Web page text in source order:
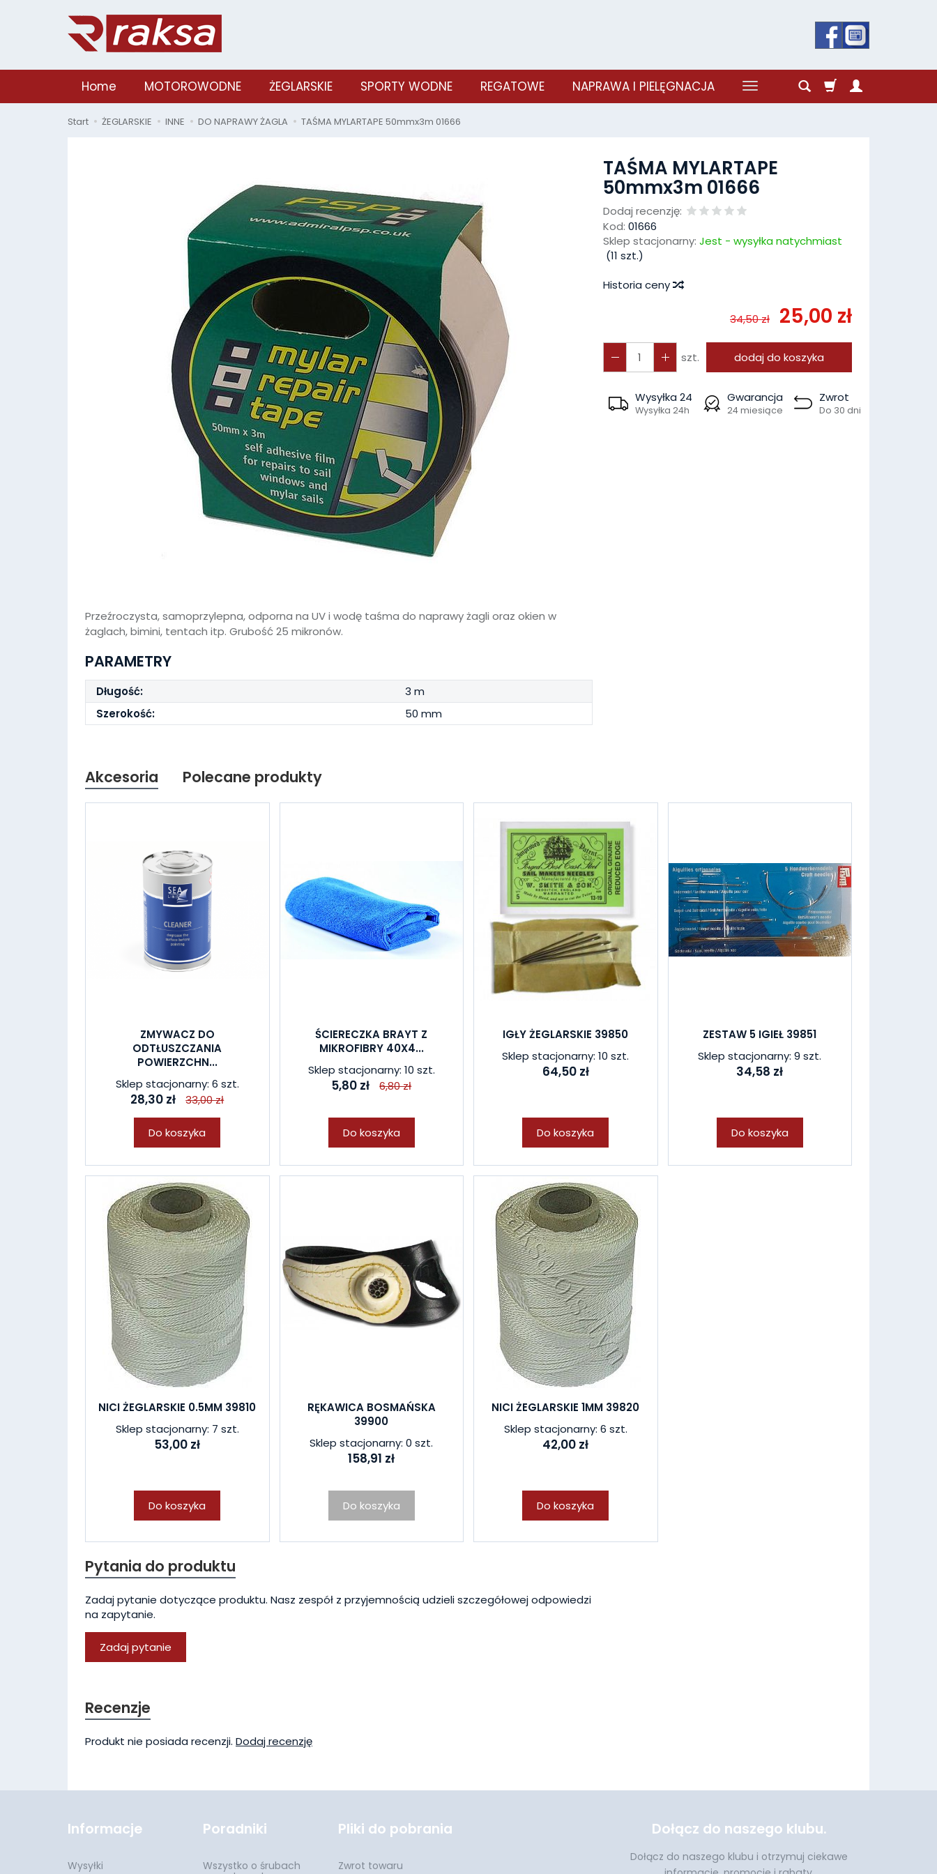
Home MOTOROWODNE ŻEGLARSKIE SPORTY WODNE REGATOWE NAPRAWA I PIELĘGNACJA
Start ŻEGLARSKIE INNE DO NAPRAWY ŻAGLA TAŚMA MYLARTAPE 50mmx3m 01666
TAŚMA MYLARTAPE
50mmx3m 01666
Dodaj recenzję:
Kod: 01666
Sklep stacjonarny: Jest - wysyłka natychmiast
(11 szt.)
Historia ceny
34,50 zł 25,00 zł
szt. dodaj do koszyka
Wysyłka 24
Wysyłka 24h
Gwarancja
24 miesiące
Zwrot
Do 30 dni
Przeźroczysta, samoprzylepna, odporna na UV i wodę taśma do naprawy żagli oraz okien w
żaglach, bimini, tentach itp. Grubość 25 mikronów.
PARAMETRY
Długość:
3 m
Szerokość:
50 mm
Akcesoria Polecane produkty
ZMYWACZ DO
ODTŁUSZCZANIA
POWIERZCHN...
Sklep stacjonarny: 6 szt.
28,30 zł 33,00 zł
Do koszyka
ŚCIERECZKA BRAYT Z
MIKROFIBRY 40X4...
Sklep stacjonarny: 10 szt.
5,80 zł 6,80 zł
Do koszyka
IGŁY ŻEGLARSKIE 39850
Sklep stacjonarny: 10 szt.
64,50 zł
Do koszyka
ZESTAW 5 IGIEŁ 39851
Sklep stacjonarny: 9 szt.
34,58 zł
Do koszyka
NICI ŻEGLARSKIE 0.5MM 39810
Sklep stacjonarny: 7 szt.
53,00 zł
Do koszyka
RĘKAWICA BOSMAŃSKA
39900
Sklep stacjonarny: 0 szt.
158,91 zł
Do koszyka
NICI ŻEGLARSKIE 1MM 39820
Sklep stacjonarny: 6 szt.
42,00 zł
Do koszyka
Pytania do produktu
Zadaj pytanie dotyczące produktu. Nasz zespół z przyjemnością udzieli szczegółowej odpowiedzi
na zapytanie.
Zadaj pytanie
Recenzje
Produkt nie posiada recenzji. Dodaj recenzję
Informacje
Wysyłki
Poradniki
Wszystko o śrubach
Pliki do pobrania
Zwrot towaru
Dołącz do naszego klubu.
Dołącz do naszego klubu i otrzymuj ciekawe